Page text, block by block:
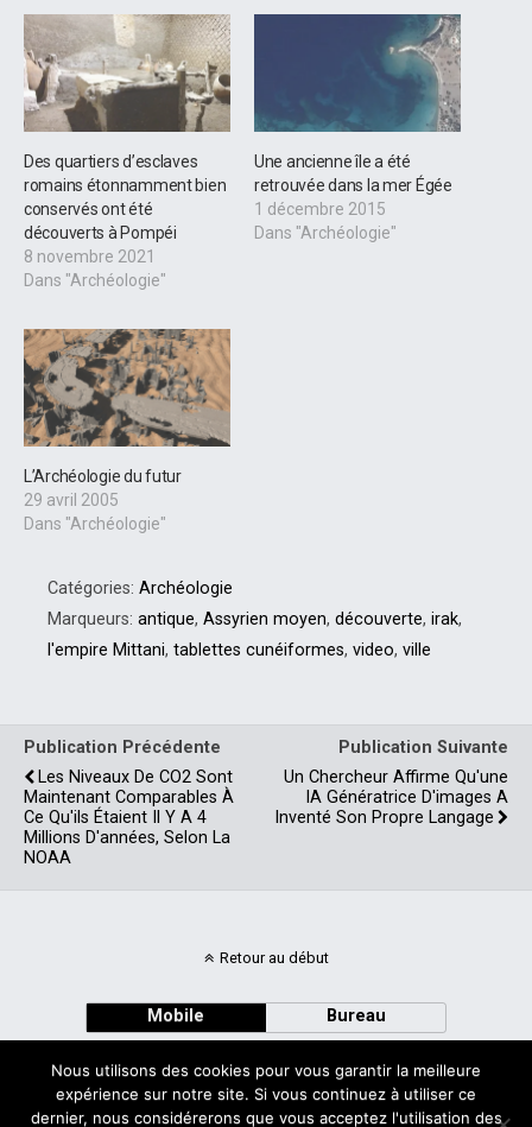
Des quartiers d’esclaves
romains étonnamment bien
conservés ont été
découverts à Pompéi
8 novembre 2021
Dans "Archéologie"
Une ancienne île a été
retrouvée dans la mer Égée
1 décembre 2015
Dans "Archéologie"
L’Archéologie du futur
29 avril 2005
Dans "Archéologie"
Catégories: Archéologie
Marqueurs: antique, Assyrien moyen, découverte, irak,
l'empire Mittani, tablettes cunéiformes, video, ville
Publication Précédente
Les Niveaux De CO2 Sont
Maintenant Comparables À
Ce Qu'ils Étaient Il Y A 4
Millions D'années, Selon La
NOAA
Publication Suivante
Un Chercheur Affirme Qu'une
IA Génératrice D'images A
Inventé Son Propre Langage
Retour au début
Mobile Bureau
Nous utilisons des cookies pour vous garantir la meilleure
expérience sur notre site. Si vous continuez à utiliser ce
dernier, nous considérerons que vous acceptez l'utilisation des